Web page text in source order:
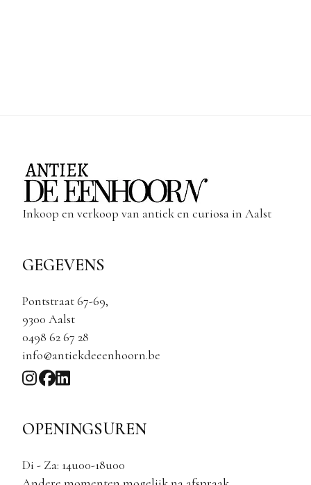
Inkoop en verkoop van antiek en curiosa in Aalst
GEGEVENS
Pontstraat 67-69,
9300 Aalst
0498 62 67 28
info@antiekdeeenhoorn.be
OPENINGSUREN
Di - Za: 14u00-18u00